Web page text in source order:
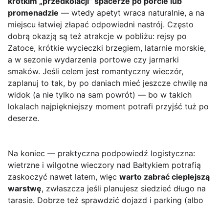
promenadzie — wtedy apetyt wraca naturalnie, a na
miejscu łatwiej złapać odpowiedni nastrój. Często
dobrą okazją są też atrakcje w pobliżu: rejsy po
Zatoce, krótkie wycieczki brzegiem, latarnie morskie,
a w sezonie wydarzenia portowe czy jarmarki
smaków. Jeśli celem jest romantyczny wieczór,
zaplanuj to tak, by po daniach mieć jeszcze chwilę na
widok (a nie tylko na sam powrót) — bo w takich
lokalach najpiękniejszy moment potrafi przyjść tuż po
deserze.
Na koniec — praktyczna podpowiedź logistyczna:
wietrzne i wilgotne wieczory nad Bałtykiem potrafią
zaskoczyć nawet latem, więc warto zabrać cieplejszą
warstwę, zwłaszcza jeśli planujesz siedzieć długo na
tarasie. Dobrze też sprawdzić dojazd i parking (albo